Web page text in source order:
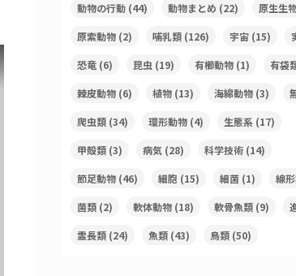
動物の行動 (44) 動物まとめ (22) 原生生
原索動物 (2) 哺乳類 (126) 宇宙 (15)
恐竜 (6) 昆虫 (19) 有櫛動物 (1) 有袋
棘皮動物 (6) 植物 (13) 海綿動物 (3)
爬虫類 (34) 環形動物 (4) 生態系 (17)
甲殻類 (3) 病気 (28) 科学技術 (14)
節足動物 (46) 細胞 (15) 細菌 (1) 線
菌類 (2) 軟体動物 (18) 軟骨魚類 (9)
霊長類 (24) 魚類 (43) 鳥類 (50)